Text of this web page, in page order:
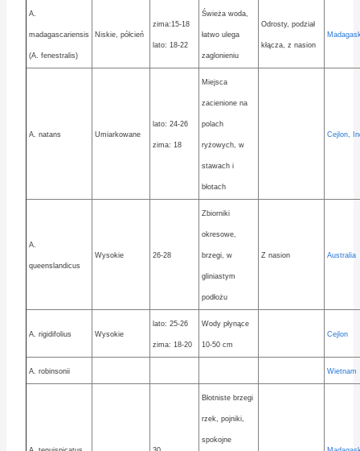
A.
madagascariensis
(A. fenestralis)
Niskie, półcień
zima:15-18
lato: 18-22
Świeża woda,
łatwo ulega
zaglonieniu
Odrosty, podział
kłącza, z nasion
A. natans Umiarkowane
lato: 24-26
zima: 18
Miejsca
zacienione na
polach
ryżowych, w
stawach i
błotach
Cejlon,
A.
queenslandicus
Wysokie 26-28
Zbiorniki
okresowe,
brzegi, w
gliniastym
podłożu
Z nasion Australia
A. rigidifolius Wysokie
lato: 25-26
zima: 18-20
Wody płynące
10-50 cm
Cejlon
A. robinsonii Wietnam
Błotniste brzegi
rzek, pojniki,
spokojne